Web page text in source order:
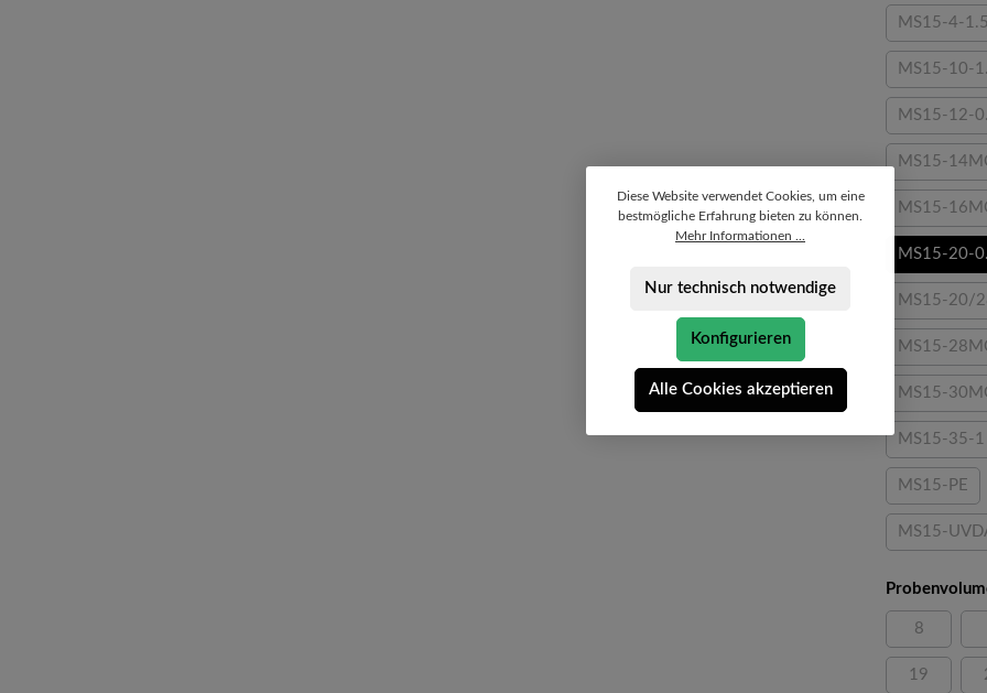
MS15-4-1.5
MS15-10-
MS15-12-
MS15-
MS15-
MS15-20-
MS15-20/
MS15-
MS15-
MS15-35-1
MS15-PE
(Diese
MS15-
8
(Diese
19
(Diese
Diese Website verwendet Cookies, um eine
bestmögliche Erfahrung bieten zu können.
Mehr Informationen ...
Nur technisch notwendige
Konfigurieren
Alle Cookies akzeptieren